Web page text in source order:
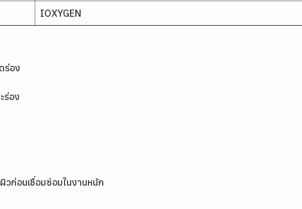
IOXYGEN
ร่อง
ร่อง
ผิวก่อนเชื่อมซ่อมในงานหนัก